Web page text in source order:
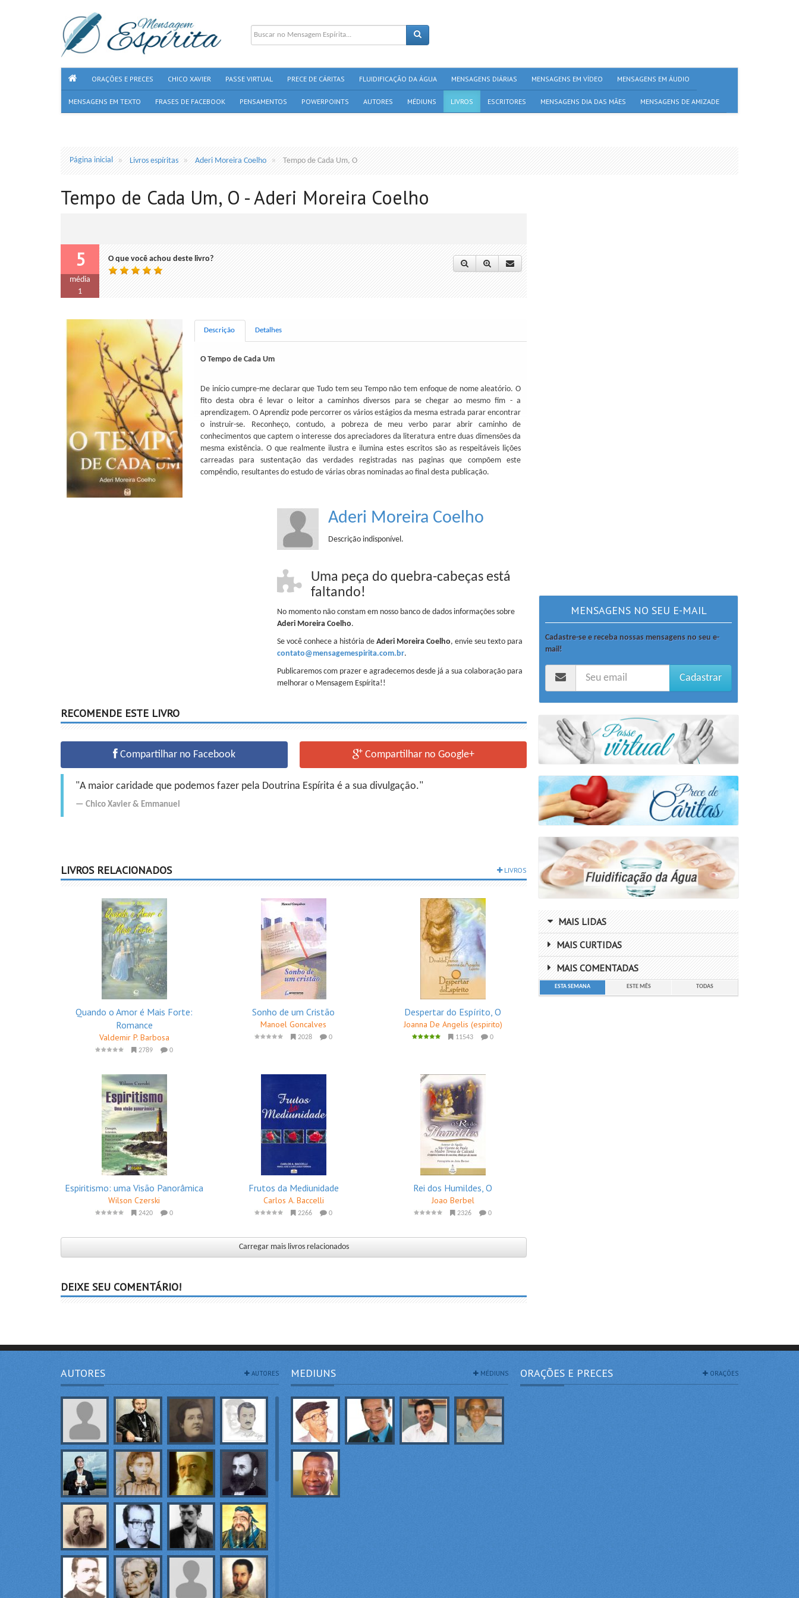
ORAÇÕES E PRECES CHICO XAVIER PASSE VIRTUAL PRECE DE CÁRITAS FLUIDIFICAÇÃO DA ÁGUA MENSAGENS DIÁRIAS MENSAGENS EM VÍDEO MENSAGENS EM ÁUDIO
MENSAGENS EM TEXTO FRASES DE FACEBOOK PENSAMENTOS POWERPOINTS AUTORES MÉDIUNS LIVROS ESCRITORES MENSAGENS DIA DAS MÃES MENSAGENS DE AMIZADE
Página inicial Livros espíritas Aderi Moreira Coelho Tempo de Cada Um, O
Tempo de Cada Um, O - Aderi Moreira Coelho
5
média
1
O que você achou deste livro?
Descrição Detalhes
O Tempo de Cada Um
De início cumpre-me declarar que Tudo tem seu Tempo não tem enfoque de nome aleatório. O
fito desta obra é levar o leitor a caminhos diversos para se chegar ao mesmo fim - a
aprendizagem. O Aprendiz pode percorrer os vários estágios da mesma estrada parar encontrar
o instruir-se. Reconheço, contudo, a pobreza de meu verbo parar abrir caminho de
conhecimentos que captem o interesse dos apreciadores da literatura entre duas dimensões da
mesma existência. O que realmente ilustra e ilumina estes escritos são as respeitáveis lições
carreadas para sustentação das verdades registradas nas paginas que compõem este
compêndio, resultantes do estudo de várias obras nominadas ao final desta publicação.
Aderi Moreira Coelho
Descrição indisponível.
Uma peça do quebra-cabeças está
faltando!
No momento não constam em nosso banco de dados informações sobre
Aderi Moreira Coelho.
Se você conhece a história de Aderi Moreira Coelho, envie seu texto para
contato@mensagemespirita.com.br.
Publicaremos com prazer e agradecemos desde já a sua colaboração para
melhorar o Mensagem Espírita!!
RECOMENDE ESTE LIVRO
Compartilhar no Facebook Compartilhar no Google+
"A maior caridade que podemos fazer pela Doutrina Espírita é a sua divulgação."
Chico Xavier & Emmanuel
LIVROS RELACIONADOS LIVROS
Quando o Amor é Mais Forte:
Romance
Valdemir P. Barbosa
2789 0
Sonho de um Cristão
Manoel Goncalves
2028 0
Despertar do Espírito, O
Joanna De Angelis (espirito)
11543 0
Espiritismo: uma Visão Panorâmica
Wilson Czerski
2420 0
Frutos da Mediunidade
Carlos A. Baccelli
2266 0
Rei dos Humildes, O
Joao Berbel
2326 0
Carregar mais livros relacionados
DEIXE SEU COMENTÁRIO!
MENSAGENS NO SEU E-MAIL
Cadastre-se e receba nossas mensagens no seu e-
mail!
Cadastrar
MAIS LIDAS
MAIS CURTIDAS
MAIS COMENTADAS
ESTA SEMANA ESTE MÊS TODAS
AUTORES AUTORES MEDIUNS MÉDIUNS ORAÇÕES E PRECES ORAÇÕES